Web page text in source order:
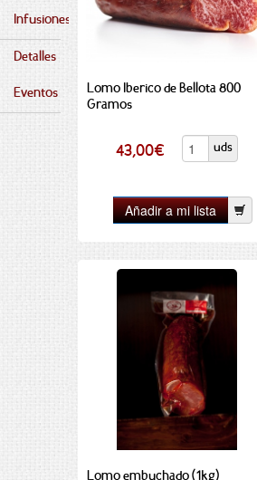
Infusiones
Detalles
Eventos
Lomo Iberico de Bellota 800
Gramos
43,00€ uds
Lomo embuchado (1kg)